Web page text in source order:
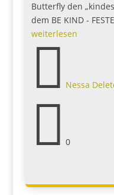
Butterfly den
dem BE KIND -
weiterlesen
 Nessa
 0